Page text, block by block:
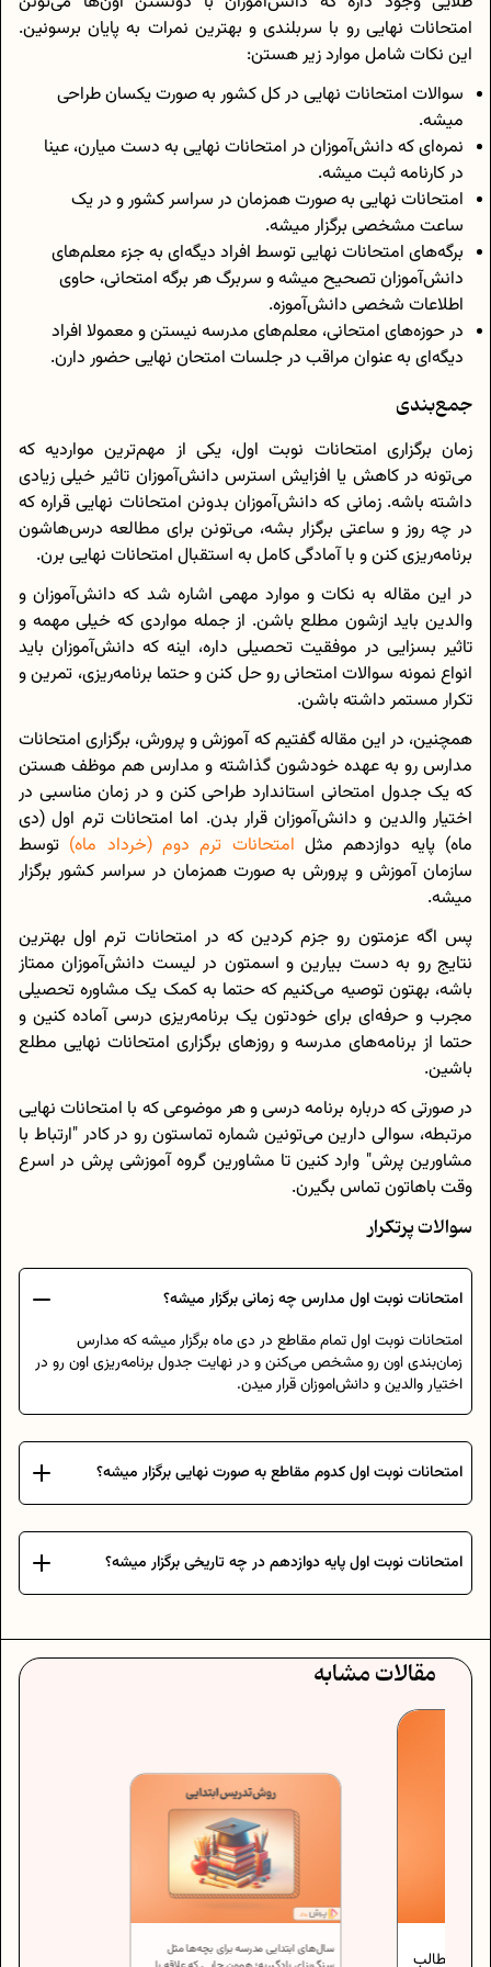
امتحانات نهایی رو با سربلندی و بهترین نمرات به پایان برسونین.
این نکات شامل موارد زیر هستن:
سوالات امتحانات نهایی در کل کشور به صورت یکسان طراحی
میشه.
نمره‌ای که دانش‌آموزان در امتحانات نهایی به دست میارن، عینا
در کارنامه ثبت میشه.
امتحانات نهایی به صورت همزمان در سراسر کشور و در یک
ساعت مشخصی برگزار میشه.
برگه‌های امتحانات نهایی توسط افراد دیگه‌ای به جزء معلم‌های
دانش‌آموزان تصحیح میشه و سربرگ هر برگه امتحانی، حاوی
اطلاعات شخصی دانش‌آموزه.
در حوزه‌های امتحانی، معلم‌های مدرسه نیستن و معمولا افراد
دیگه‌ای به عنوان مراقب در جلسات امتحان نهایی حضور دارن.
جمع‌بندی
زمان برگزاری امتحانات نوبت اول، یکی از مهم‌ترین مواردیه که
می‌تونه در کاهش یا افزایش استرس دانش‌آموزان تاثیر خیلی زیادی
داشته باشه. زمانی که دانش‌آموزان بدونن امتحانات نهایی قراره که
در چه روز و ساعتی برگزار بشه، می‌تونن برای مطالعه درس‌هاشون
برنامه‌ریزی کنن و با آمادگی کامل به استقبال امتحانات نهایی برن.
در این مقاله به نکات و موارد مهمی اشاره شد که دانش‌آموزان و
والدین باید ازشون مطلع باشن. از جمله مواردی که خیلی مهمه و
تاثیر بسزایی در موفقیت تحصیلی داره، اینه که دانش‌آموزان باید
انواع نمونه سوالات امتحانی رو حل کنن و حتما برنامه‌ریزی، تمرین و
تکرار مستمر داشته باشن.
همچنین، در این مقاله گفتیم که آموزش و پرورش، برگزاری امتحانات
مدارس رو به عهده خودشون گذاشته و مدارس هم موظف هستن
که یک جدول امتحانی استاندارد طراحی کنن و در زمان مناسبی در
اختیار والدین و دانش‌آموزان قرار بدن. اما امتحانات ترم اول (دی
ماه) پایه دوازدهم مثل امتحانات ترم دوم (خرداد ماه) توسط
سازمان آموزش و پرورش به صورت همزمان در سراسر کشور برگزار
میشه.
پس اگه عزمتون رو جزم کردین که در امتحانات ترم اول بهترین
نتایج رو به دست بیارین و اسمتون در لیست دانش‌آموزان ممتاز
باشه، بهتون توصیه می‌کنیم که حتما به کمک یک مشاوره تحصیلی
مجرب و حرفه‌ای برای خودتون یک برنامه‌ریزی درسی آماده کنین و
حتما از برنامه‌های مدرسه و روزهای برگزاری امتحانات نهایی مطلع
باشین.
در صورتی که درباره برنامه درسی و هر موضوعی که با امتحانات نهایی
مرتبطه، سوالی دارین می‌تونین شماره تماستون رو در کادر "ارتباط با
مشاورین پرش" وارد کنین تا مشاورین گروه آموزشی پرش در اسرع
وقت باهاتون تماس بگیرن.
سوالات پرتکرار
امتحانات نوبت اول مدارس چه زمانی برگزار میشه؟
امتحانات نوبت اول تمام مقاطع در دی ماه برگزار میشه که مدارس
زمان‌بندی اون رو مشخص می‌کنن و در نهایت جدول برنامه‌ریزی اون رو در
اختیار والدین و دانش‌اموزان قرار میدن.
امتحانات نوبت اول کدوم مقاطع به صورت نهایی برگزار میشه؟
امتحانات نوبت اول پایه دوازدهم در چه تاریخی برگزار میشه؟
مقالات مشابه
مطالب
سال‌های ابتدایی مدرسه برای بچه‌ها مثل